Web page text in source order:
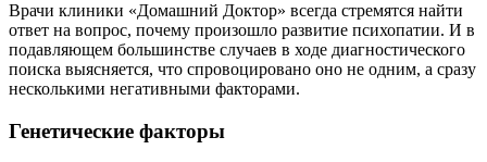
Врачи клиники «Домашний Доктор» всегда стремятся найти
ответ на вопрос, почему произошло развитие психопатии. И в
подавляющем большинстве случаев в ходе диагностического
поиска выясняется, что спровоцировано оно не одним, а сразу
несколькими негативными факторами.
Генетические факторы